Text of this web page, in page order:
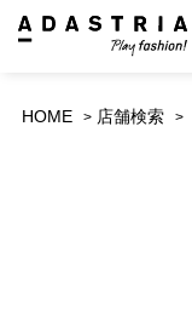
HOME 店舗検索